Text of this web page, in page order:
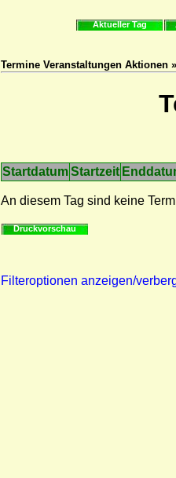
Aktueller Tag
Termine Veranstaltungen Aktionen
StartdatumStartzeit
An diesem Tag sind keine
Druckvorschau
Filteroptionen anzeigen/